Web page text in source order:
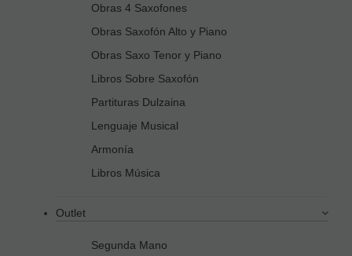
Obras 4 Saxofones
Obras Saxofón Alto y Piano
Obras Saxo Tenor y Piano
Libros Sobre Saxofón
Partituras Dulzaina
Lenguaje Musical
Armonía
Libros Música
Outlet
Segunda Mano